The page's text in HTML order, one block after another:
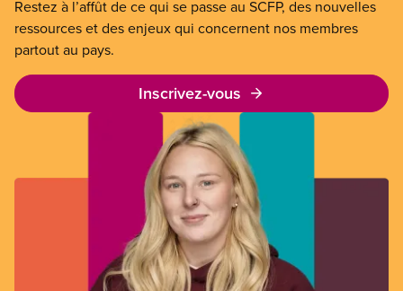
Restez à l’affût de ce qui se passe au SCFP, des nouvelles
ressources et des enjeux qui concernent nos membres
partout au pays.
Inscrivez-vous